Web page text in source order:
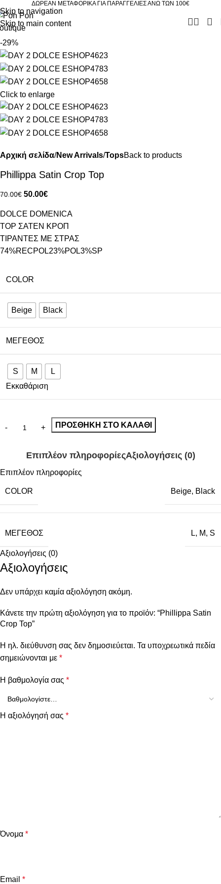
Skip to navigation
Skip to main content
ΔΩΡΕΑΝ ΜΕΤΑΦΟΡΙΚΑ ΓΙΑ ΠΑΡΑΓΓΕΛΙΕΣ ΑΝΩ ΤΩΝ 100€
-29%
Click to enlarge
Αρχική σελίδα New Arrivals TopsBack to products
Phillippa Satin Crop Top
70.00€ 50.00€
DOLCE DOMENICA
TOP ΣΑΤΕΝ ΚΡΟΠ
ΤΙΡΑΝΤΕΣ ΜΕ ΣΤΡΑΣ
74%RECPOL23%POL3%SP
COLOR
Beige Black
ΜΈΓΕΘΟΣ
S M
L
Εκκαθάριση
ΠΡΟΣΘΉΚΗ ΣΤΟ ΚΑΛΆΘΙ
Επιπλέον πληροφορίεςΑξιολογήσεις (0)
Επιπλέον πληροφορίες
COLOR Beige, Black
ΜΈΓΕΘΟΣ L, M, S
Αξιολογήσεις (0)
Αξιολογήσεις
Δεν υπάρχει καμία αξιολόγηση ακόμη.
Κάνετε την πρώτη αξιολόγηση για το προϊόν: “Phillippa Satin
Crop Top”
Η ηλ. διεύθυνση σας δεν δημοσιεύεται. Τα υποχρεωτικά πεδία
σημειώνονται με *
Η βαθμολογία σας *
Η αξιολόγησή σας *
Όνομα *
Email *